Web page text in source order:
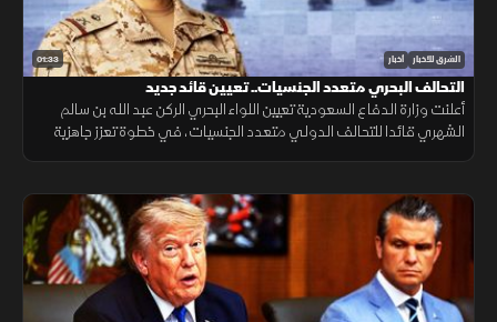
01:33 الشرق للأخبار أخبار
التحالف البحري متعدد الجنسيات.. تعيين قائد جديد
أعلنت وزارة الدفاع السعودية تعيين اللواء البحري الركن عبد الله بن سالم
الشهري قائدا للتحالف الدولي متعدد الجنسيات، في خطوة تعزز جاهزية